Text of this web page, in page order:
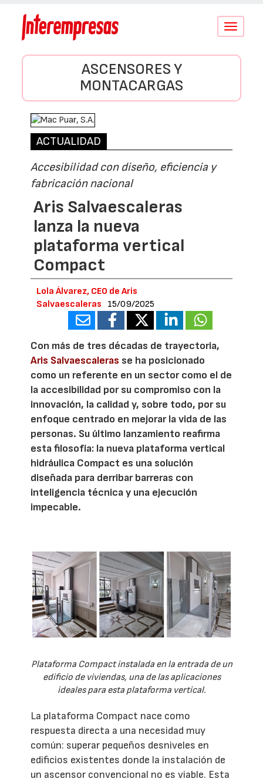
Conmutar
ASCENSORES Y
MONTACARGAS
ACTUALIDAD
Accesibilidad con diseño, eficiencia y
fabricación nacional
Aris Salvaescaleras
lanza la nueva
plataforma vertical
Compact
Lola Álvarez, CEO de Aris
Salvaescaleras
15/09/2025
Con más de tres décadas de trayectoria,
Aris Salvaescaleras se ha posicionado
como un referente en un sector como el de
la accesibilidad por su compromiso con la
innovación, la calidad y, sobre todo, por su
enfoque centrado en mejorar la vida de las
personas. Su último lanzamiento reafirma
esta filosofía: la nueva plataforma vertical
hidráulica Compact es una solución
diseñada para derribar barreras con
inteligencia técnica y una ejecución
impecable.
Plataforma Compact instalada en la entrada de un
edificio de viviendas, una de las aplicaciones
ideales para esta plataforma vertical.
La plataforma Compact nace como
respuesta directa a una necesidad muy
común: superar pequeños desniveles en
edificios existentes donde la instalación de
un ascensor convencional no es viable. Esta